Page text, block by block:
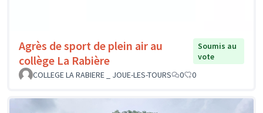
Agrès de sport de plein air au
collège La Rabière
Soumis au
vote
COLLEGE LA RABIERE _ JOUE-LES-TOURS
0 0